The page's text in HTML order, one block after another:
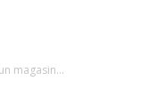
magasin...